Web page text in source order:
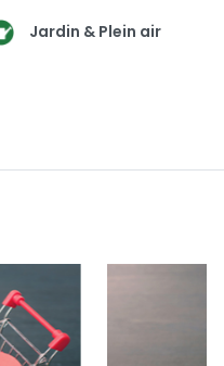
Jardin & Plein air